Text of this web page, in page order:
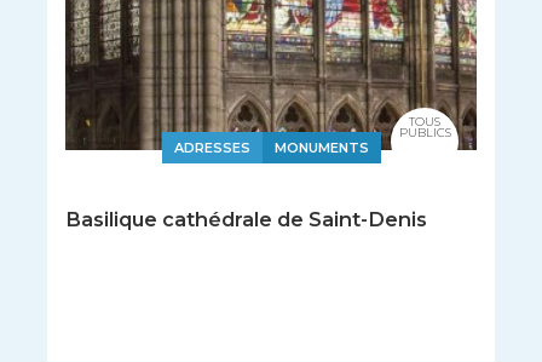
ADRESSES MONUMENTS
Basilique cathédrale de Saint-Denis
TOUS
PUBLICS